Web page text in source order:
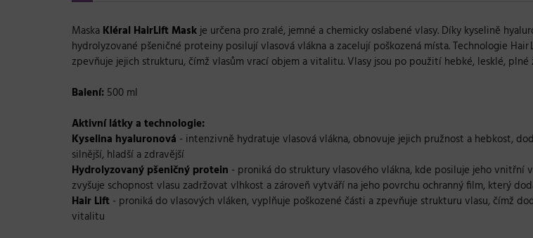
Maska Kléral HairLift Mask je určena pro zralé, jemné a chemicky oslabené vlasy. Díky kyselině
hydrolyzované pšeničné proteiny posilují vlasová vlákna a zacelují poškozená místa. Technologie
zpevňuje jejich strukturu, čímž vlasům vrací objem a vitalitu. Vlasy jsou po použití hebké, lesklé, plné
Balení: 500 ml
Aktivní látky a technologie:
Kyselina hyaluronová - intenzivně hydratuje vlasová vlákna, obnovuje jejich pružnost a hebkost,
silnější, hladší a zdravější
Hydrolyzovaný pšeničný protein - proniká do struktury vlasového vlákna, kde posiluje jeho vnitřní
zvyšuje schopnost vlasu zadržovat vlhkost a zároveň vytváří na jeho povrchu ochranný film, který
Hair Lift - proniká do vlasových vláken, vyplňuje poškozené části a zpevňuje strukturu vlasu, čímž
vitalitu